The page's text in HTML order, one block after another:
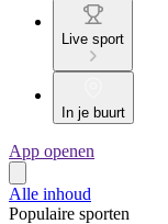
Live sport
In je buurt
App openen
Alle inhoud
Populaire sporten